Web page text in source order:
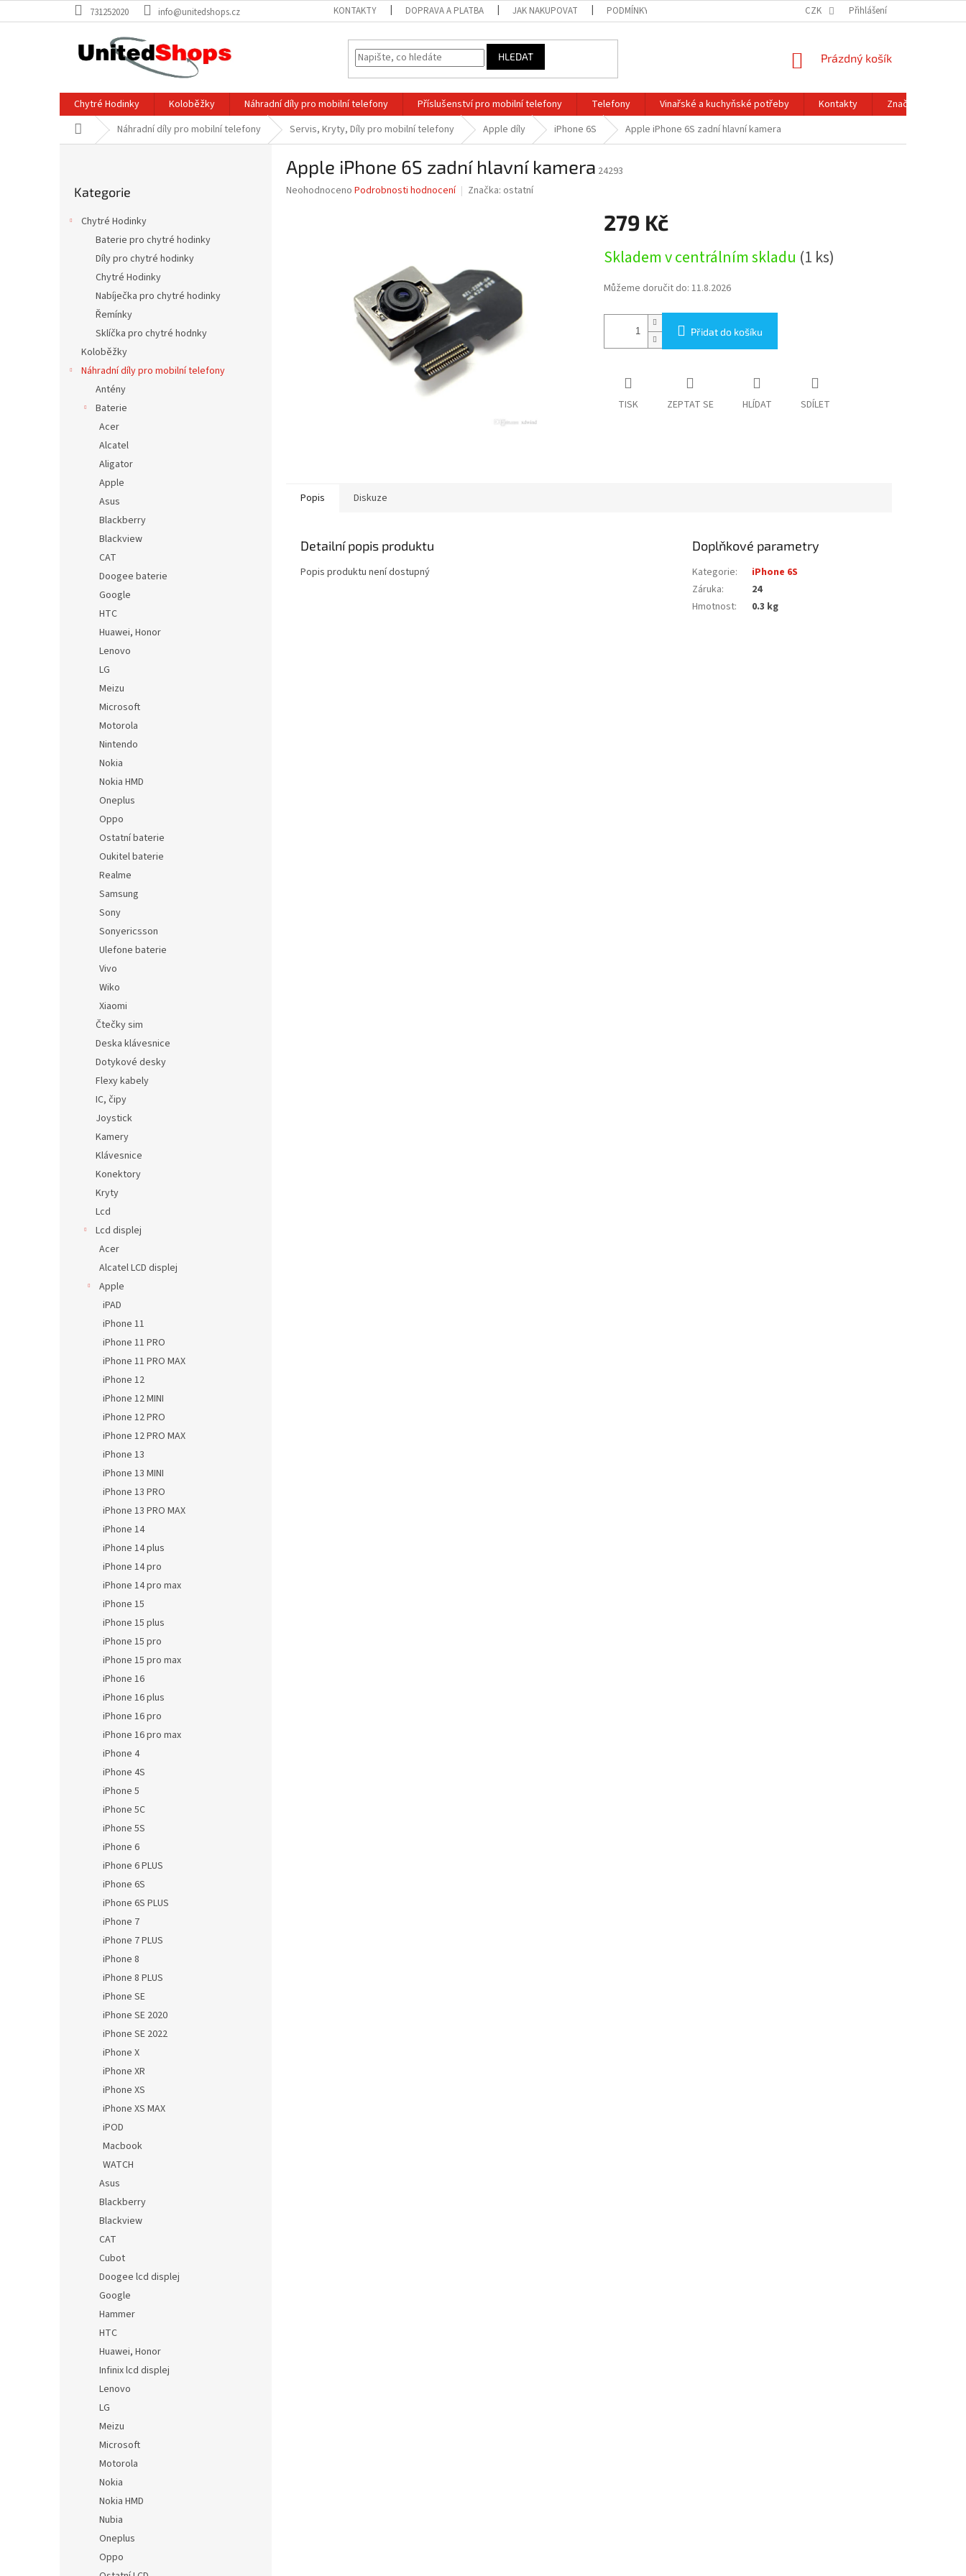
na
731252020 info@unitedshops.cz KONTAKTY DOPRAVA A PLATBA JAK NAKUPOVAT PODMÍNKY OCHRANY OSOBNÍCH ÚDAJŮ OBCHODNÍ PODMÍNKY
CZK Přihlášení
HLEDAT
NÁKUPNÍ
Prázdný košík
Chytré Hodinky Koloběžky Náhradní díly pro mobilní telefony Příslušenství pro mobilní telefony Telefony Vinařské a kuchyňské potřeby Kontakty
Značky
Domů Náhradní díly pro mobilní telefony Servis, Kryty, Díly pro mobilní telefony Apple díly iPhone 6S Apple iPhone 6S zadní hlavní kamera
kategorie
Kategorie
Chytré Hodinky
Baterie pro chytré hodinky
Díly pro chytré hodinky
Chytré Hodinky
Nabíječka pro chytré hodinky
Řemínky
Sklíčka pro chytré hodnky
Koloběžky
Náhradní díly pro mobilní telefony
Antény
Baterie
Acer
Alcatel
Aligator
Apple
Asus
Blackberry
Blackview
CAT
Doogee baterie
Google
HTC
Huawei, Honor
Lenovo
LG
Meizu
Microsoft
Motorola
Nintendo
Nokia
Nokia HMD
Oneplus
Oppo
Ostatní baterie
Oukitel baterie
Realme
Samsung
Sony
Sonyericsson
Ulefone baterie
Vivo
Wiko
Xiaomi
Čtečky sim
Deska klávesnice
Dotykové desky
Flexy kabely
IC, čipy
Joystick
Kamery
Klávesnice
Konektory
Kryty
Lcd
Lcd displej
Acer
Alcatel LCD displej
Apple
iPAD
iPhone 11
iPhone 11 PRO
iPhone 11 PRO MAX
iPhone 12
iPhone 12 MINI
iPhone 12 PRO
iPhone 12 PRO MAX
iPhone 13
iPhone 13 MINI
iPhone 13 PRO
iPhone 13 PRO MAX
iPhone 14
iPhone 14 plus
iPhone 14 pro
iPhone 14 pro max
iPhone 15
iPhone 15 plus
iPhone 15 pro
iPhone 15 pro max
iPhone 16
iPhone 16 plus
iPhone 16 pro
iPhone 16 pro max
iPhone 4
iPhone 4S
iPhone 5
iPhone 5C
iPhone 5S
iPhone 6
iPhone 6 PLUS
iPhone 6S
iPhone 6S PLUS
iPhone 7
iPhone 7 PLUS
iPhone 8
iPhone 8 PLUS
iPhone SE
iPhone SE 2020
iPhone SE 2022
iPhone X
iPhone XR
iPhone XS
iPhone XS MAX
iPOD
Macbook
WATCH
Asus
Blackberry
Blackview
CAT
Cubot
Doogee lcd displej
Google
Hammer
HTC
Huawei, Honor
Infinix lcd displej
Lenovo
LG
Meizu
Microsoft
Motorola
Nokia
Nokia HMD
Nubia
Oneplus
Oppo
Apple iPhone 6S zadní hlavní kamera 24293
Průměrné
Neohodnoceno Podrobnosti hodnocení Značka: ostatní
279 Kč
cena:
Skladem v centrálním skladu (1 ks)
Můžeme doručit do: 11.8.2026
Přidat do košíku
TISK ZEPTAT SE HLÍDAT SDÍLET
Popis Diskuze
Detailní popis produktu
Popis produktu není dostupný
Doplňkové parametry
Kategorie:
iPhone 6S
Záruka:
24
Hmotnost: 0.3 kg